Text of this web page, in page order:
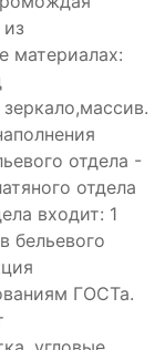
материалах:
отдела -
отдела
входит: 1
бельевого
ГОСТа.